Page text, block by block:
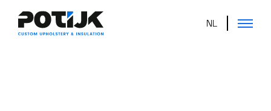
NL